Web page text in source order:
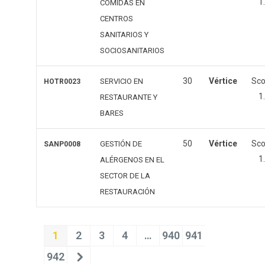
COMIDAS EN
CENTROS
SANITARIOS Y
SOCIOSANITARIOS
HOTR0023
SERVICIO EN
RESTAURANTE Y
BARES
30 Vértice
SANP0008
GESTIÓN DE
ALÉRGENOS EN EL
SECTOR DE LA
RESTAURACIÓN
50 Vértice
1 2 3 4 … 940 941
942